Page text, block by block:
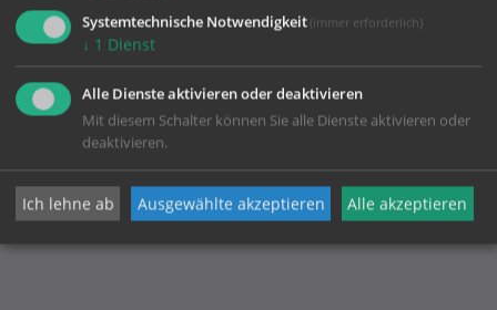
KONTAKT
Impressum
Datenschutz
Systemtechnische Notwendigkeit (immer erforderlich)
↓ 1 Dienst
Alle Dienste aktivieren oder deaktivieren
Mit diesem Schalter können Sie alle Dienste aktivieren oder
deaktivieren.
Ich lehne ab Ausgewählte akzeptieren Alle akzeptieren